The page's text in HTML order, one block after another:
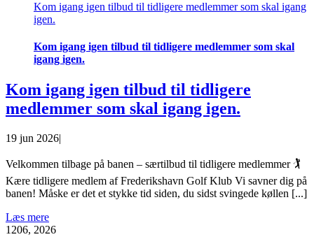
Kom igang igen tilbud til tidligere medlemmer som skal igang
igen.
Kom igang igen tilbud til tidligere medlemmer som skal
igang igen.
Kom igang igen tilbud til tidligere
medlemmer som skal igang igen.
19 jun 2026|
Velkommen tilbage på banen – særtilbud til tidligere medlemmer 🏌️
Kære tidligere medlem af Frederikshavn Golf Klub Vi savner dig på
banen! Måske er det et stykke tid siden, du sidst svingede køllen [...]
Læs mere
1206, 2026